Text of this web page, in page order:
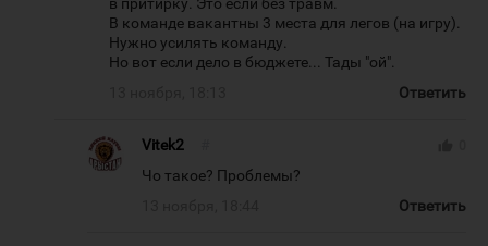
В команде вакантны 3 места для легов (на игру).
Нужно усилять команду.
Но вот если дело в бюджете... Тады "ой".
Ответить
Vitek2
Чо такое? Проблемы?
Ответить